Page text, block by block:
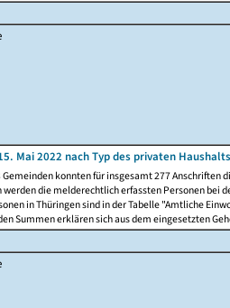
Mai 2022 nach Typ des privaten
Gemeinden konnten für insgesamt 277
werden die melderechtlich erfassten Personen bei
in Thüringen sind in der Tabelle "Amtliche
Summen erklären sich aus dem eingesetzten